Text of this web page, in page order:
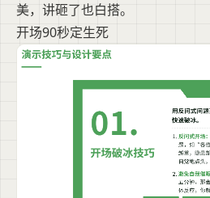
美，讲砸了也白搭。
开场90秒定生死